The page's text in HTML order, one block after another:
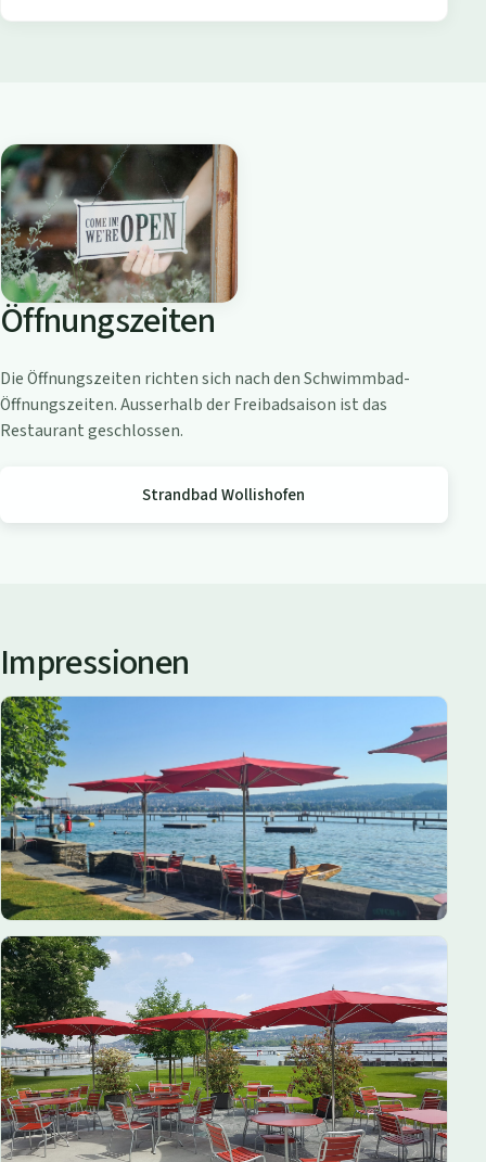
r
o
a
m
Z
ü
i
c
h
e
Öffnungszeiten
Die Öffnungszeiten richten sich nach den Schwimmbad-
Öffnungszeiten. Ausserhalb der Freibadsaison ist das
Restaurant geschlossen.
Strandbad Wollishofen
Impressionen